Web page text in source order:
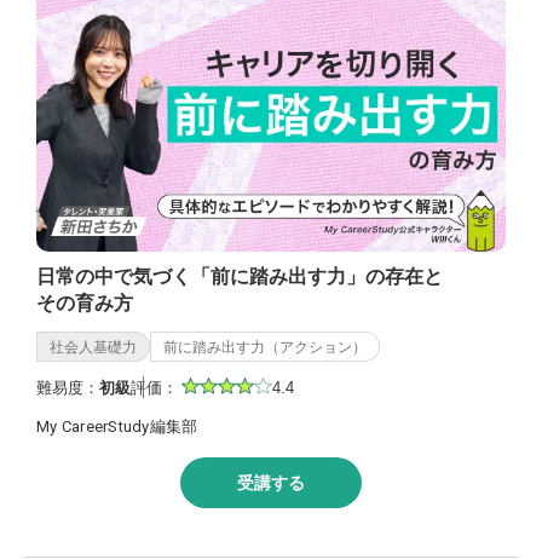
日常の中で気づく「前に踏み出す力」の存在と
その育み方
社会人基礎力 前に踏み出す力（アクション）
難易度： 初級評価： 4.4
My CareerStudy編集部
受講する